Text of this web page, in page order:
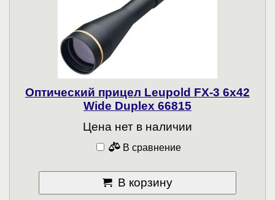
Оптический прицел Leupold FX-3 6x42
Wide Duplex 66815
Цена нет в наличии
В сравнение
В корзину